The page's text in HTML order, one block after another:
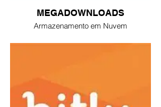
MEGADOWNLOADS
Armazenamento em Nuvem